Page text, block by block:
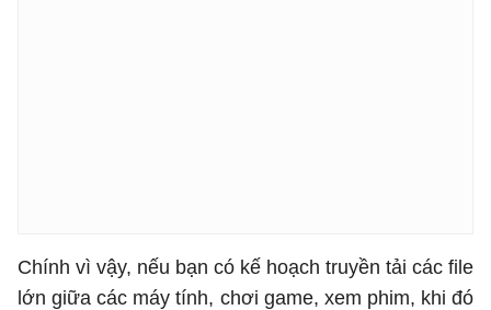
Chính vì vậy, nếu bạn có kế hoạch truyền tải các file
lớn giữa các máy tính, chơi game, xem phim, khi đó